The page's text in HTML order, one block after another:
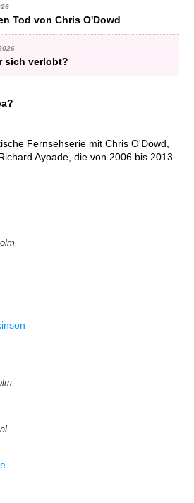
Tod von Chris O'Dowd
sich verlobt?
Fernsehserie mit Chris O'Dowd,
Ayoade, die von 2006 bis 2013